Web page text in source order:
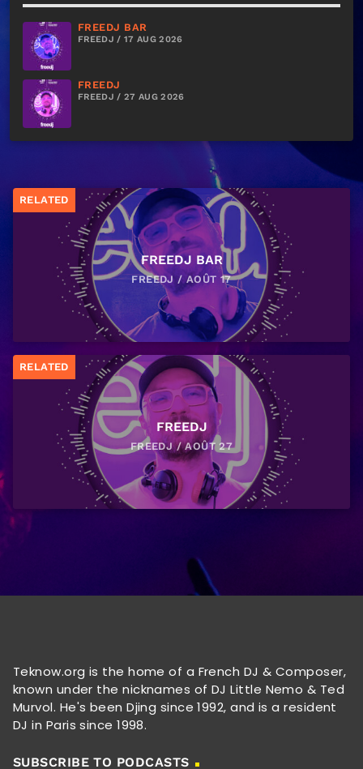
FREEDJ BAR
FREEDJ / 17 AUG 2026
FREEDJ
FREEDJ / 27 AUG 2026
RELATED
FREEDJ BAR
FREEDJ / AOÛT 17
RELATED
FREEDJ
FREEDJ / AOÛT 27
Teknow.org is the home of a French DJ & Composer,
known under the nicknames of DJ Little Nemo & Ted
Murvol. He's been Djing since 1992, and is a resident
DJ in Paris since 1998.
SUBSCRIBE TO PODCASTS